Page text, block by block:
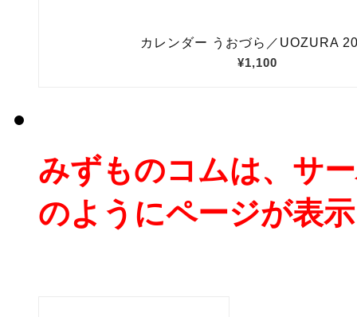
みずものコムは、サ
のようにページが表